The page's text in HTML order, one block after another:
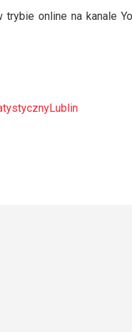
online na kanale